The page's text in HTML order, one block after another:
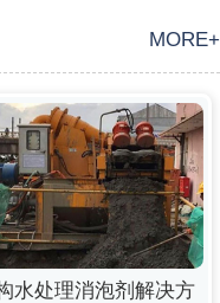
MORE+
水处理消泡剂解决方